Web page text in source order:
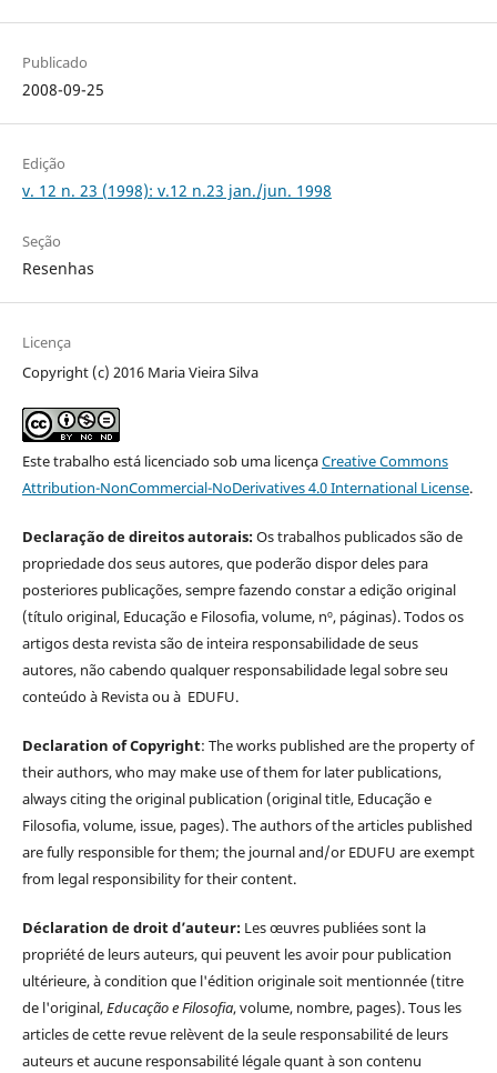
Publicado
2008-09-25
Edição
v. 12 n. 23 (1998): v.12 n.23 jan./jun. 1998
Seção
Resenhas
Licença
Copyright (c) 2016 Maria Vieira Silva
Este trabalho está licenciado sob uma licençaCreative Commons
Attribution-NonCommercial-NoDerivatives 4.0 International License.
Declaração de direitos autorais:Os trabalhos publicados são de
propriedade dos seus autores, que poderão dispor deles para
posteriores publicações, sempre fazendo constar a edição original
(título original, Educação e Filosofia, volume, nº, páginas). Todos os
artigos desta revista são de inteira responsabilidade de seus
autores, não cabendo qualquer responsabilidade legal sobre seu
conteúdo à Revista ou à EDUFU.
Declaration of Copyright: The works published are the property of
their authors, who may make use of them for later publications,
always citing the original publication (original title, Educação e
Filosofia, volume, issue, pages). The authors of the articles published
are fully responsible for them; the journal and/or EDUFU are exempt
from legal responsibility for their content.
Déclaration de droit d’auteur: Les œuvres publiées sont la
propriété de leurs auteurs, qui peuvent les avoir pour publication
ultérieure, à condition que l'édition originale soit mentionnée (titre
de l'original,Educação e Filosofia, volume, nombre, pages). Tous les
articles de cette revue relèvent de la seule responsabilité de leurs
auteurs et aucune responsabilité légale quant à son contenu